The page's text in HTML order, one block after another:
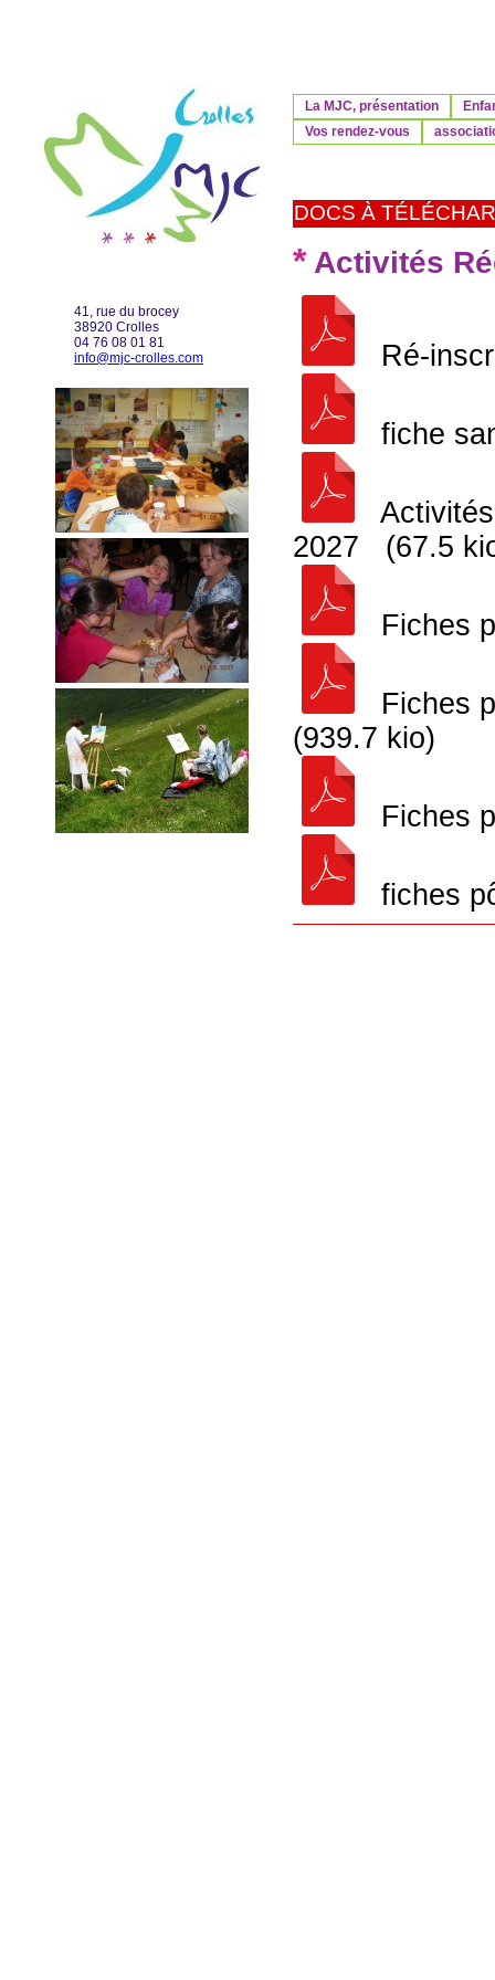
41, rue du brocey
38920 Crolles
04 76 08 01 81
info@mjc-crolles.com
La MJC, présentation
Vos rendez-vous
DOCS À
* Activités
Ré-
fiche
2027 (67.5
Fiches
Fiches
(939.7 kio)
Fiches
fiches